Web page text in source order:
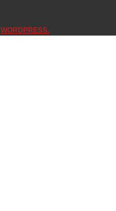
WORDPRESS.